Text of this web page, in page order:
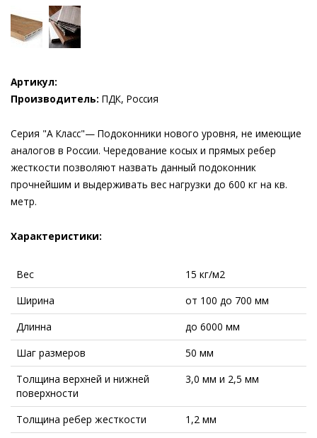
Артикул:
Производитель: ПДК, Россия
Серия "А Класс"— Подоконники нового уровня, не имеющие
аналогов в России. Чередование косых и прямых ребер
жесткости позволяют назвать данный подоконник
прочнейшим и выдерживать вес нагрузки до 600 кг на кв.
метр.
Характеристики:
Вес
15 кг/м2
Ширина
от 100 до 700 мм
Длинна
до 6000 мм
Шаг размеров
50 мм
Толщина верхней и нижней
поверхности
3,0 мм и 2,5 мм
Толщина ребер жесткости
1,2 мм